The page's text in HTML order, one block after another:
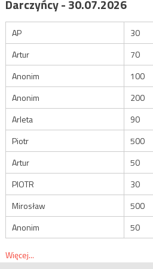
Darczyńcy - 30.07.2026
AP
30
Artur
70
Anonim
100
Anonim
200
Arleta
90
Piotr
500
Artur
50
PIOTR
30
Mirosław
500
Anonim
50
Więcej...